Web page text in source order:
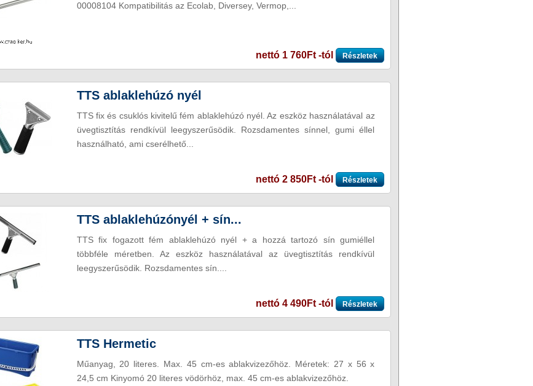
00008104 Kompatibilitás az Ecolab, Diversey, Vermop,...
nettó 1 760Ft -tól Részletek
TTS ablaklehúzó nyél
TTS fix és csuklós kivitelű fém ablaklehúzó nyél. Az eszköz használatával az
üvegtisztítás rendkívül leegyszerűsödik. Rozsdamentes sínnel, gumi éllel
használható, ami cserélhető...
nettó 2 850Ft -tól Részletek
TTS ablaklehúzónyél + sín...
TTS fix fogazott fém ablaklehúzó nyél + a hozzá tartozó sín gumiéllel
többféle méretben. Az eszköz használatával az üvegtisztítás rendkívül
leegyszerűsödik. Rozsdamentes sín....
nettó 4 490Ft -tól Részletek
TTS Hermetic
Műanyag, 20 literes. Max. 45 cm-es ablakvizezőhöz. Méretek: 27 x 56 x
24,5 cm Kinyomó 20 literes vödörhöz, max. 45 cm-es ablakvizezőhöz.